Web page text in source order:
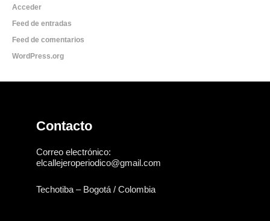
Acceder
Feed de entradas
Feed de comentarios
WordPress.org
Contacto
Correo electrónico:
elcallejeroperiodico@gmail.com
Techotiba – Bogotá / Colombia